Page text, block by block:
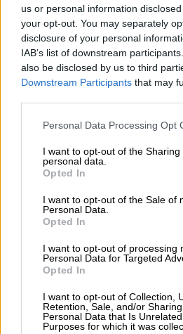
us or personal information
your opt-out. You may separately
disclosure of your personal
IAB’s list of downstream
also be disclosed by us to third
Downstream Participants that may
Please note that this website/app
not limited to your visit or usage
grant or deny consent to Google
use your data for below specified
consent section.
Personal Data Processing Opt
I want to opt-out of the Sharing
personal data.
Opted In
I want to opt-out of the Sale of
Personal Data.
Opted In
I want to opt-out of processing
Personal Data for Targeted
Opted In
I want to opt-out of Collection,
Retention, Sale, and/or
Personal Data that Is
Purposes for which it was
Σε σοβαρή κατάσταση
ανήλικος γιος της
Η Μπάγια
για πρώτη φορά -